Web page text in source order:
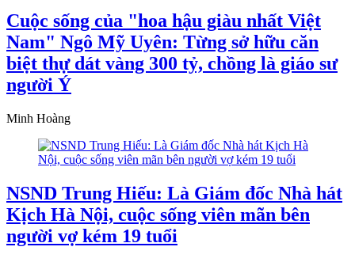
Cuộc sống của "hoa hậu giàu nhất Việt
Nam" Ngô Mỹ Uyên: Từng sở hữu căn
biệt thự dát vàng 300 tỷ, chồng là giáo sư
người Ý
Minh Hoàng
NSND Trung Hiếu: Là Giám đốc Nhà hát
Kịch Hà Nội, cuộc sống viên mãn bên
người vợ kém 19 tuổi